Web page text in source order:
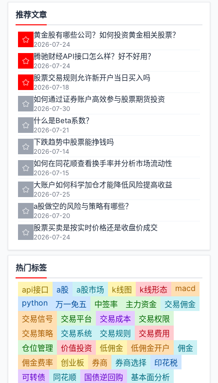
推荐文章
黄金股有哪些公司？如何投资黄金相关股票？
2026-07-24
腾驰财经API接口怎么样？好不好用？
2026-07-24
股票交易规则允许新开户当日买入吗
2026-07-18
如何通过证券账户高效参与股票期货投资
2026-07-30
什么是Beta系数？
2026-07-21
下跌趋势中股票能挣钱吗
2026-07-14
如何在同花顺查看换手率并分析市场流动性
2026-07-15
大账户如何科学加仓才能降低风险提高收益
2026-07-25
a股做空的风险与策略有哪些？
2026-07-20
股票买卖是按实时价格还是收盘价成交
2026-07-24
热门标签
api接口 a股 a股市场 k线图 k线形态
macd
python
万一免五 中签率 主力资金
交易佣金
交易信号
交易平台 交易成本
交易权限
交易策略
交易系统 交易规则
交易费用
仓位管理
价值投资 低佣金 低佣金开户
佣金
佣金费率
创业板 券商 券商选择
印花税
可转债
同花顺 国债逆回购
基本面分析